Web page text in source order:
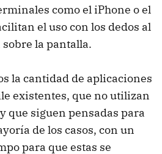
como el iPhone o el
el uso con los dedos al
la pantalla.
la cantidad de aplicaciones
existentes, que no utilizan
que siguen pensadas para
de los casos, con un
para que estas se